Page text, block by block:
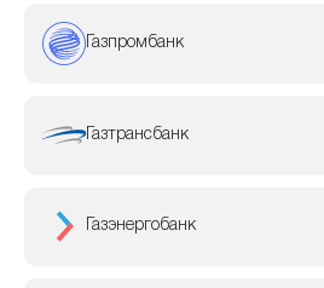
Газпромбанк
Газтрансбанк
Газэнергобанк